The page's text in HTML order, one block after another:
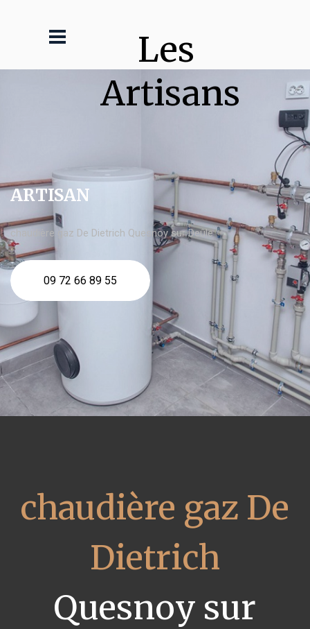
Les
Artisans
ARTISAN
chaudière gaz De Dietrich Quesnoy sur Deûle
09 72 66 89 55
chaudière gaz De
Dietrich
Quesnoy sur